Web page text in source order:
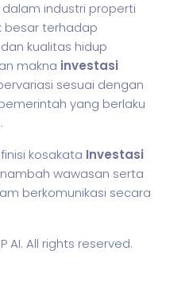
dalam industri properti
besar terhadap
kualitas hidup
makna investasi
sesuai dengan
yang berlaku
kosakata Investasi
wawasan serta
berkomunikasi secara
AI. All rights reserved.